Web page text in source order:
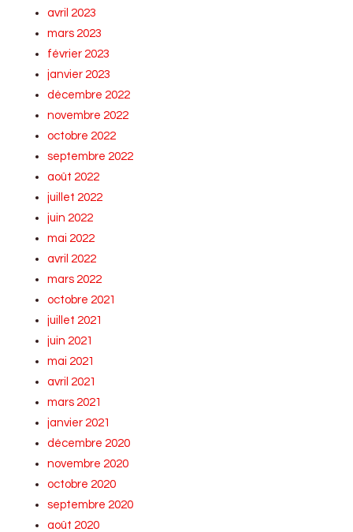
avril 2023
mars 2023
février 2023
janvier 2023
décembre 2022
novembre 2022
octobre 2022
septembre 2022
août 2022
juillet 2022
juin 2022
mai 2022
avril 2022
mars 2022
octobre 2021
juillet 2021
juin 2021
mai 2021
avril 2021
mars 2021
janvier 2021
décembre 2020
novembre 2020
octobre 2020
septembre 2020
août 2020